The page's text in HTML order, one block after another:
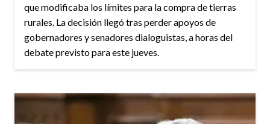
que modificaba los límites para la compra de tierras
rurales. La decisión llegó tras perder apoyos de
gobernadores y senadores dialoguistas, a horas del
debate previsto para este jueves.